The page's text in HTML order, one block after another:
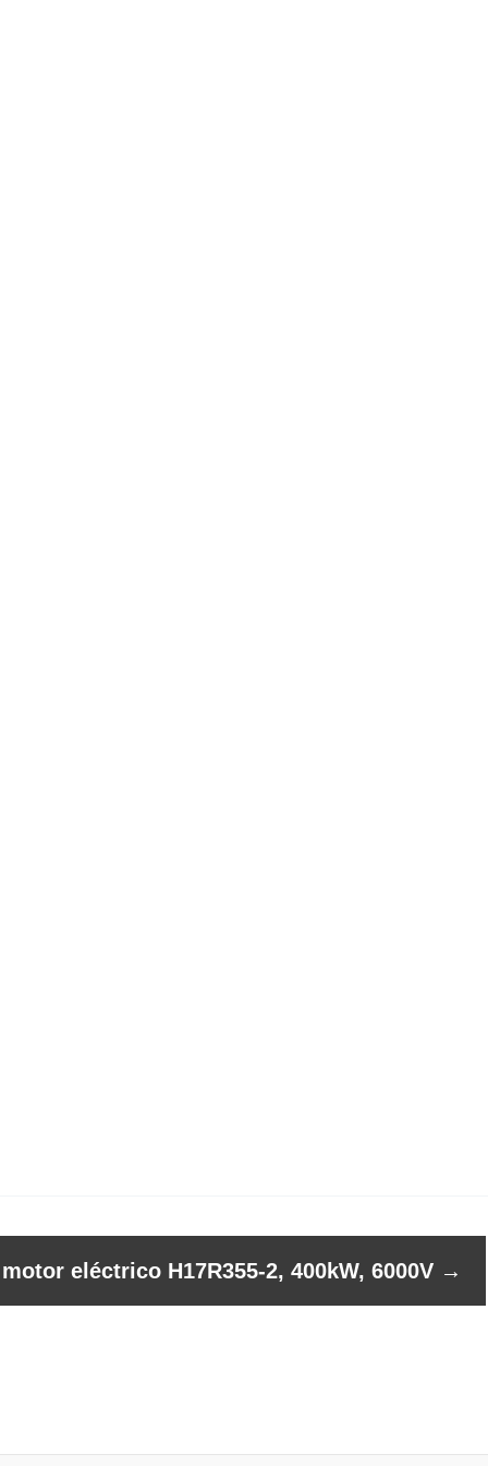
eléctrico H17R355-2, 400kW, 6000V →